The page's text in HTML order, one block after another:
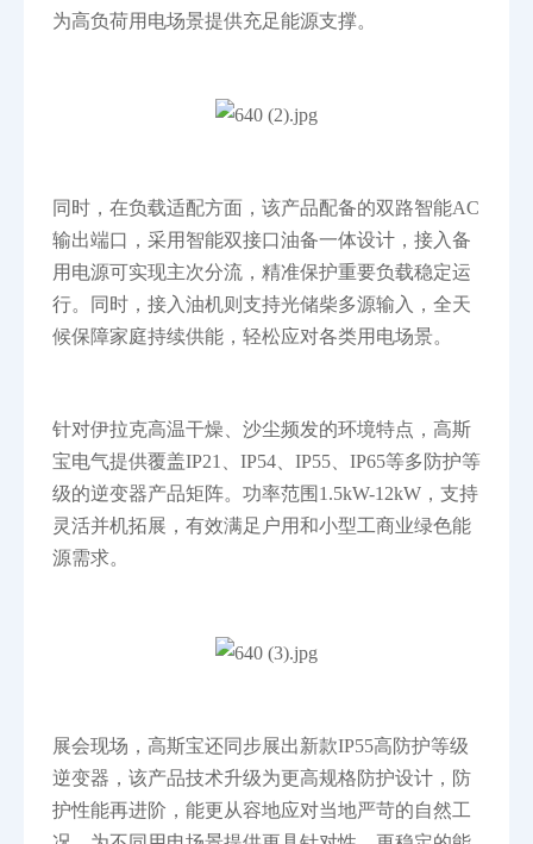
为高负荷用电场景提供充足能源支撑。
同时，在负载适配方面，该产品配备的双路智能AC
输出端口，采用智能双接口油备一体设计，接入备
用电源可实现主次分流，精准保护重要负载稳定运
行。同时，接入油机则支持光储柴多源输入，全天
候保障家庭持续供能，轻松应对各类用电场景。
针对伊拉克高温干燥、沙尘频发的环境特点，高斯
宝电气提供覆盖IP21、IP54、IP55、IP65等多防护等
级的逆变器产品矩阵。功率范围1.5kW-12kW，支持
灵活并机拓展，有效满足户用和小型工商业绿色能
源需求。
展会现场，高斯宝还同步展出新款IP55高防护等级
逆变器，该产品技术升级为更高规格防护设计，防
护性能再进阶，能更从容地应对当地严苛的自然工